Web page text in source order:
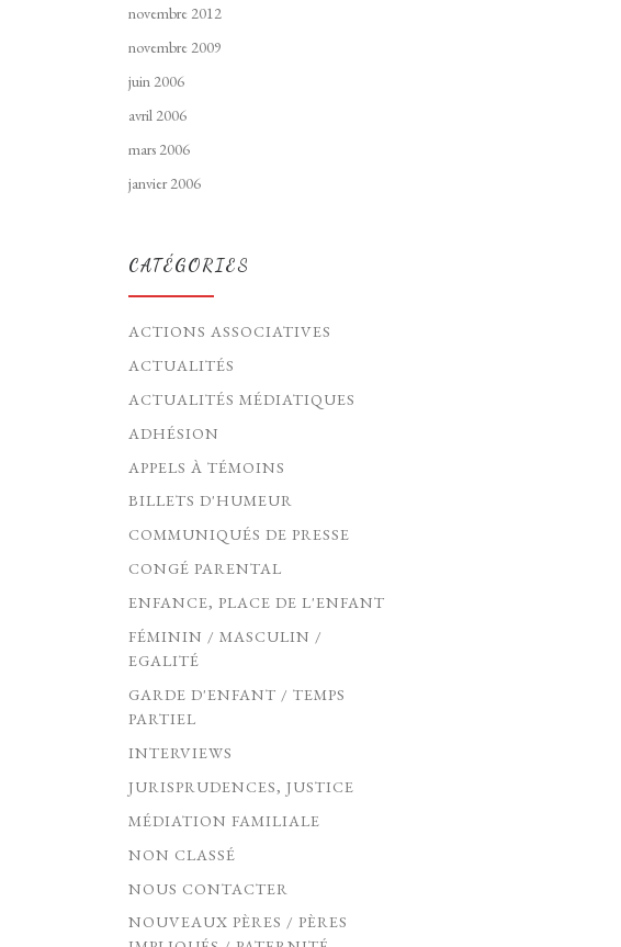
novembre 2012
novembre 2009
juin 2006
avril 2006
mars 2006
janvier 2006
CATÉGORIES
ACTIONS ASSOCIATIVES
ACTUALITÉS
ACTUALITÉS MÉDIATIQUES
ADHÉSION
APPELS À TÉMOINS
BILLETS D'HUMEUR
COMMUNIQUÉS DE PRESSE
CONGÉ PARENTAL
ENFANCE, PLACE DE L'ENFANT
FÉMININ / MASCULIN /
EGALITÉ
GARDE D'ENFANT / TEMPS
PARTIEL
INTERVIEWS
JURISPRUDENCES, JUSTICE
MÉDIATION FAMILIALE
NON CLASSÉ
NOUS CONTACTER
NOUVEAUX PÈRES / PÈRES